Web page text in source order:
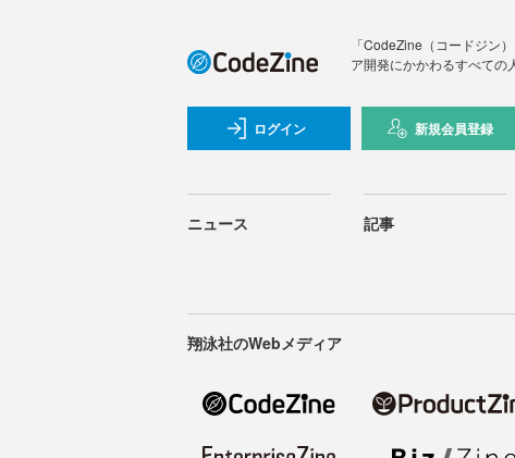
「CodeZine（コードジン
ア開発にかかわるすべての
ログイン 新規会員登録
ニュース 記事
翔泳社のWebメディア